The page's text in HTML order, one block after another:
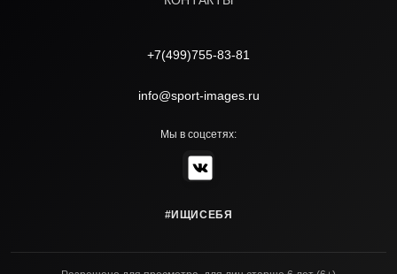
+7(499)755-83-81
info@sport-images.ru
Мы в соцсетях:
#ИЩИСЕБЯ